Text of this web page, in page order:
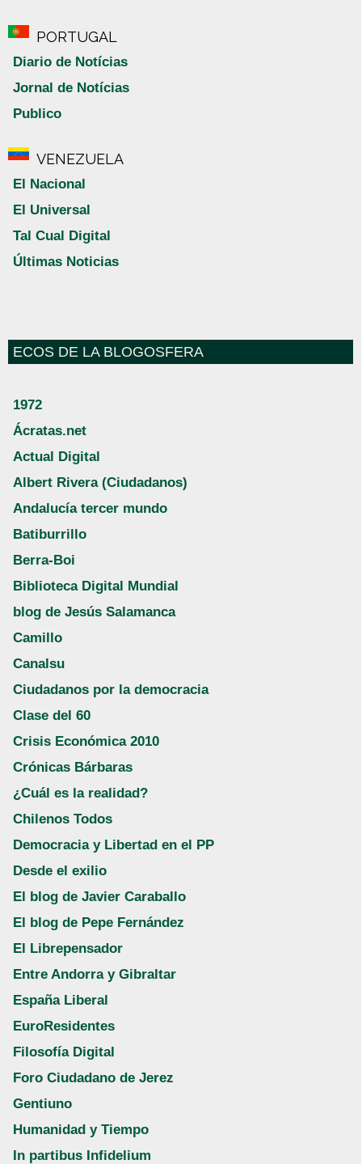
PORTUGAL
Diario de Notícias
Jornal de Notícias
Publico
VENEZUELA
El Nacional
El Universal
Tal Cual Digital
Últimas Noticias
ECOS DE LA BLOGOSFERA
1972
Ácratas.net
Actual Digital
Albert Rivera (Ciudadanos)
Andalucía tercer mundo
Batiburrillo
Berra-Boi
Biblioteca Digital Mundial
blog de Jesús Salamanca
Camillo
Canalsu
Ciudadanos por la democracia
Clase del 60
Crisis Económica 2010
Crónicas Bárbaras
¿Cuál es la realidad?
Chilenos Todos
Democracia y Libertad en el PP
Desde el exilio
El blog de Javier Caraballo
El blog de Pepe Fernández
El Librepensador
Entre Andorra y Gibraltar
España Liberal
EuroResidentes
Filosofía Digital
Foro Ciudadano de Jerez
Gentiuno
Humanidad y Tiempo
In partibus Infidelium